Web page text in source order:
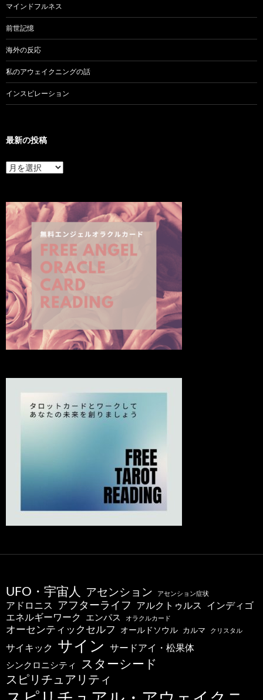
マインドフルネス
前世記憶
海外の反応
私のアウェイクニングの話
インスピレーション
最新の投稿
最
新
稿
UFO・宇宙人 アセンション アセンション症状
アドロニス アフターライフ アルクトゥルス インディゴ
エネルギーワーク エンパス オラクルカード
オーセンティックセルフ オールドソウル カルマ クリスタル
サイキック サイン サードアイ・松果体
シンクロニシティ スターシード
スピリチュアリティ